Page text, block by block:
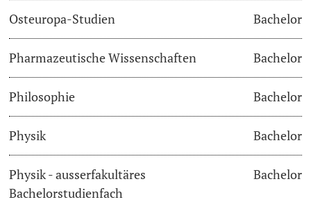
Osteuropa-Studien Bachelor
Pharmazeutische Wissenschaften Bachelor
Philosophie Bachelor
Physik Bachelor
Physik - ausserfakultäres
Bachelorstudienfach
Bachelor